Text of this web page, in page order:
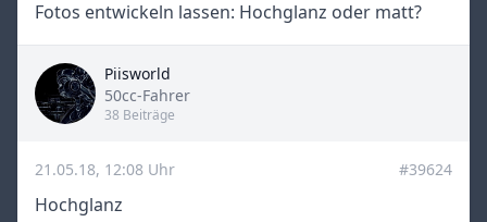
Fotos entwickeln lassen: Hochglanz oder matt?
Piisworld
Title
50cc-Fahrer
38 Beiträge
21.05.18, 12:08 Uhr #39624
Hochglanz